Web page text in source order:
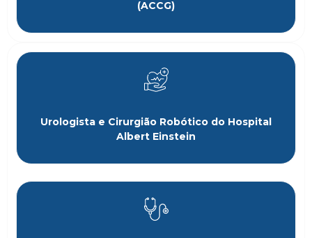
(ACCG)
Urologista e Cirurgião Robótico do Hospital
Albert Einstein